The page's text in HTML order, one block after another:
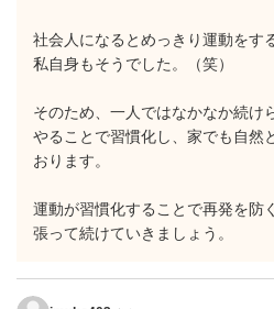
社会人になるとめっきり運動をす
私自身もそうでした。（笑）
そのため、一人ではなかなか続け
やることで習慣化し、家でも自然
おります。
運動が習慣化することで再発を防
張って続けていきましょう。